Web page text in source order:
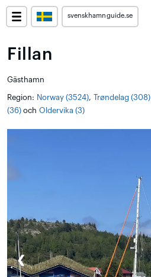
svenskhamnguide.se
Fillan
Gästhamn
Region: Norway (3524), Trøndelag (308)
(36) och Oldervika (3)
❮